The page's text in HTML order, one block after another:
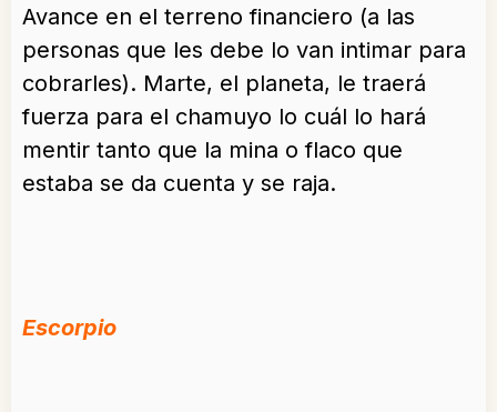
Avance en el terreno financiero (a las
personas que les debe lo van intimar para
cobrarles). Marte, el planeta, le traerá
fuerza para el chamuyo lo cuál lo hará
mentir tanto que la mina o flaco que
estaba se da cuenta y se raja.
Escorpio